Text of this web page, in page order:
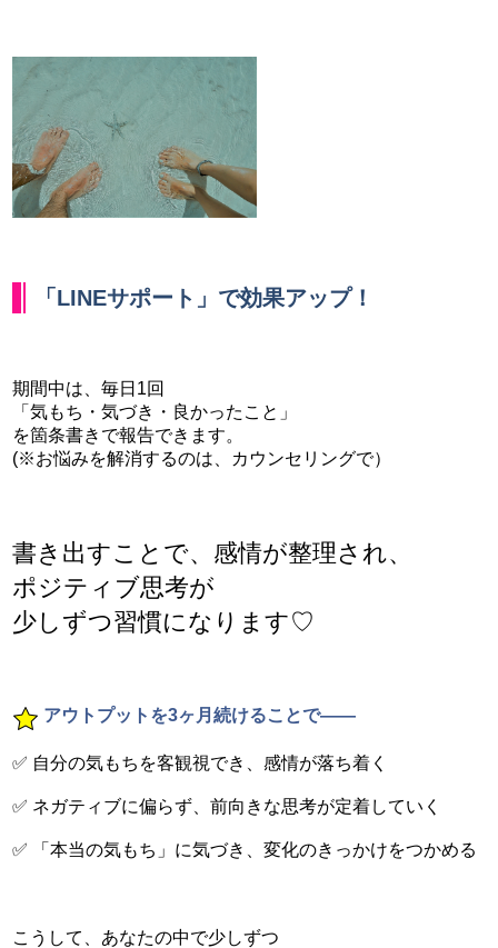
「LINEサポート」で効果アップ！
期間中は、毎日1回
「気もち・気づき・良かったこと」
を箇条書きで報告できます。
(※お悩みを解消するのは、カウンセリングで）
書き出すことで、感情が整理され、
ポジティブ思考が
少しずつ習慣になります♡
アウトプットを3ヶ月続けることで――
✅ 自分の気もちを客観視でき、感情が落ち着く
✅ ネガティブに偏らず、前向きな思考が定着していく
✅ 「本当の気もち」に気づき、変化のきっかけをつかめる
こうして、あなたの中で少しずつ